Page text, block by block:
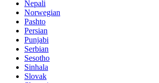
Nepali
Norwegian
Pashto
Persian
Punjabi
Serbian
Sesotho
Sinhala
Slovak